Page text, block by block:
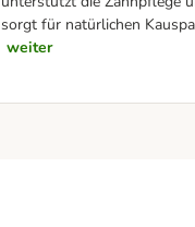
sorgt für natürlichen
weiter